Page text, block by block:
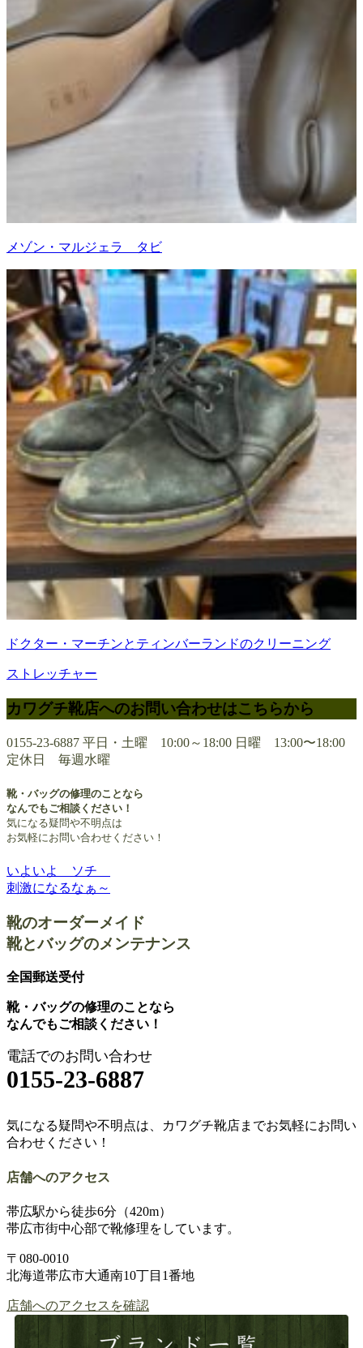
メゾン・マルジェラ タビ
ドクター・マーチンとティンバーランドのクリーニング
ストレッチャー
カワグチ靴店へのお問い合わせはこちらから
0155-23-6887 平日・土曜 10:00～18:00 日曜 13:00〜18:00
定休日 毎週水曜
靴・バッグの修理のことなら
なんでもご相談ください！
気になる疑問や不明点は
お気軽にお問い合わせください！
投
稿
ナ
ビ
ゲ
ー
シ
ョ
ン
いよいよ ソチ
刺激になるなぁ～
靴のオーダーメイド
靴とバッグのメンテナンス
全国郵送受付
靴・バッグの修理のことなら
なんでもご相談ください！
電話でのお問い合わせ
0155-23-6887
気になる疑問や不明点は、カワグチ靴店までお気軽にお問い
合わせください！
店舗へのアクセス
帯広駅から徒歩6分（420m）
帯広市街中心部で靴修理をしています。
〒080-0010
北海道帯広市大通南10丁目1番地
店舗へのアクセスを確認